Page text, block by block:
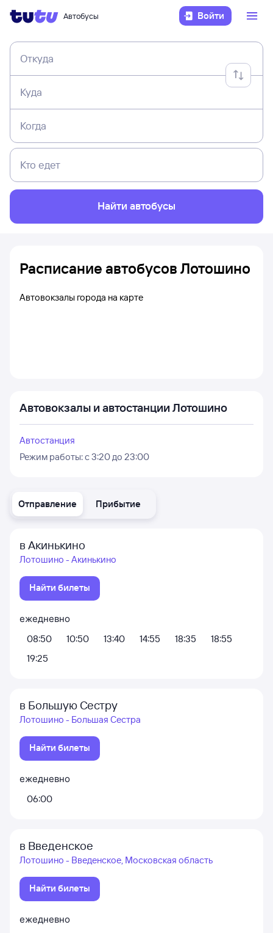
Автобусы Войти
Откуда
Куда
Когда
Кто едет
Найти автобусы
Отправление Прибытие
в Акинькино
Лотошино - Акинькино
Найти билеты
ежедневно
08:50
10:50 13:40 14:55 18:35
18:55
19:25
в Большую Сестру
Лотошино - Большая Сестра
Найти билеты
ежедневно
06:00
в Введенское
Лотошино - Введенское, Московская область
Найти билеты
ежедневно
Расписание автобусов Лотошино
Автовокзалы города на карте
Автовокзалы и автостанции Лотошино
Автостанция
Режим работы:с 3:20 до 23:00